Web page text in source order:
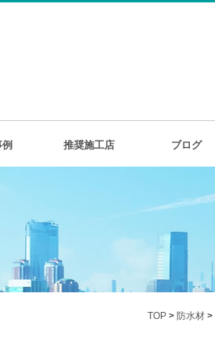
推奨施工店 ブログ
TOP > 防水材 >